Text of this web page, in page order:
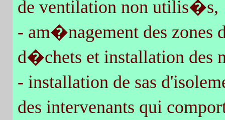
de ventilation non utilis�s,
- am�nagement des zones
d�chets et installation des
- installation de sas
des intervenants qui